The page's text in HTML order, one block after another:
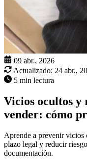
09 abr., 2026
Actualizado: 24 abr.,
5 min lectura
Vicios ocultos y
vender: cómo
Aprende a prevenir vicios
plazo legal y reducir
documentación.